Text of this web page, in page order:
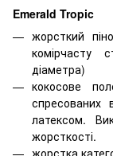
Emerald Tropic
жорсткий
комірчасту
діаметра)
кокосове
спресованих
латексом.
жорсткості.
жорстка